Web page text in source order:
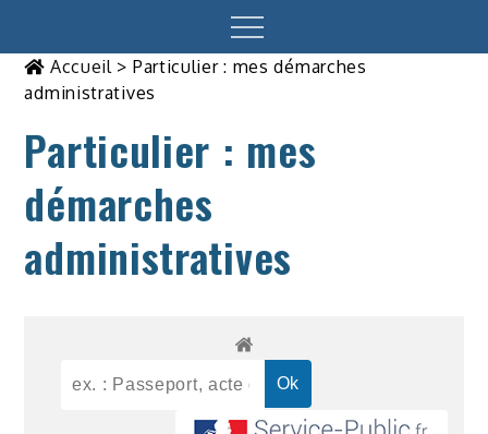
Menu
Accueil> Particulier : mes démarches
administratives
Particulier : mes
démarches
administratives